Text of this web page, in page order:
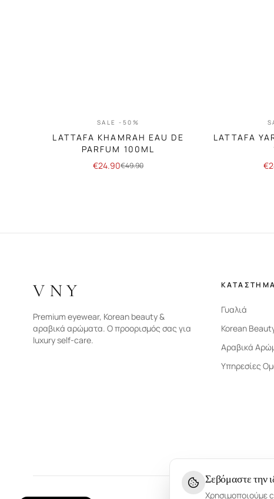
SALE -50%
LATTAFA KHAMRAH EAU DE
PARFUM 100ML
€24.90€49.90
LATTAFA
€
VNY
Premium eyewear, Korean beauty &
αραβικά αρώματα. Ο προορισμός σας για
luxury self-care.
ΚΑΤΑΣΤΗΜΑ
Γυαλιά
Korean
Αραβικά
Υπηρεσίες
Σεβόμαστε την
Χρησιμοποιούμε